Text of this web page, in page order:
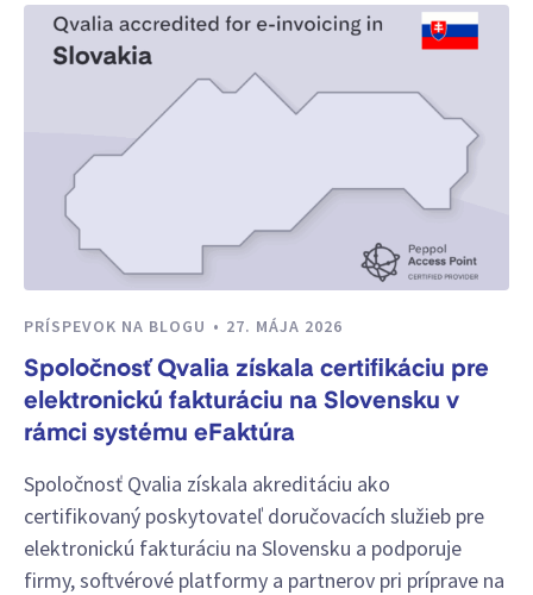
PRÍSPEVOK NA BLOGU 27. MÁJA 2026
Spoločnosť Qvalia získala certifikáciu pre
elektronickú fakturáciu na Slovensku v
rámci systému eFaktúra
Spoločnosť Qvalia získala akreditáciu ako
certifikovaný poskytovateľ doručovacích služieb pre
elektronickú fakturáciu na Slovensku a podporuje
firmy, softvérové platformy a partnerov pri príprave na